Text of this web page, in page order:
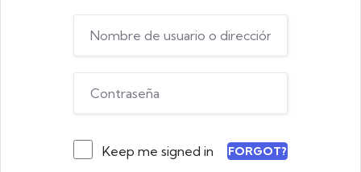
Keep me signed in FORGOT?